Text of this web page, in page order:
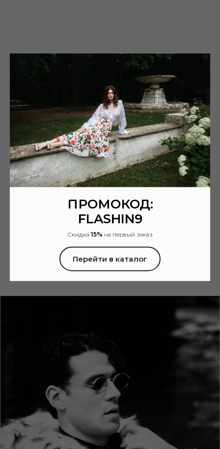
ПРОМОКОД:
FLASHIN9
Скидка 15% на первый заказ
Перейти в каталог
© FLASHIN 2011-2026